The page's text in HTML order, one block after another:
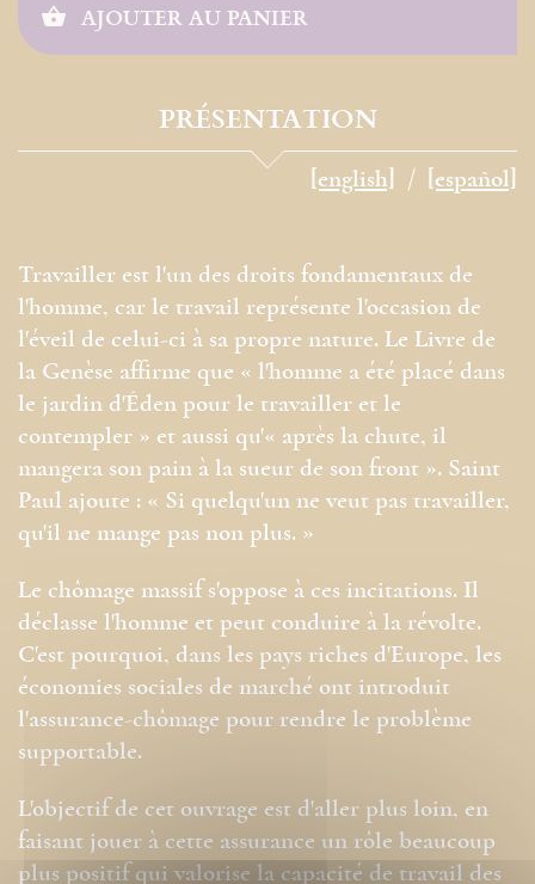
AJOUTER AU PANIER
PRÉSENTATION
[english] [español]
Travailler est l'un des droits fondamentaux de
l'homme, car le travail représente l'occasion de
l'éveil de celui-ci à sa propre nature. Le Livre de
la Genèse affirme que « l'homme a été placé dans
le jardin d'Éden pour le travailler et le
contempler » et aussi qu'« après la chute, il
mangera son pain à la sueur de son front ». Saint
Paul ajoute : « Si quelqu'un ne veut pas travailler,
qu'il ne mange pas non plus. »
Le chômage massif s'oppose à ces incitations. Il
déclasse l'homme et peut conduire à la révolte.
C'est pourquoi, dans les pays riches d'Europe, les
économies sociales de marché ont introduit
l'assurance-chômage pour rendre le problème
supportable.
L'objectif de cet ouvrage est d'aller plus loin, en
faisant jouer à cette assurance un rôle beaucoup
plus positif qui valorise la capacité de travail des